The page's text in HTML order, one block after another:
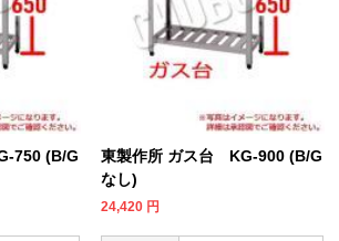
750 (B/G
東製作所 ガス台 KG-900 (B/G
なし)
24,420 円